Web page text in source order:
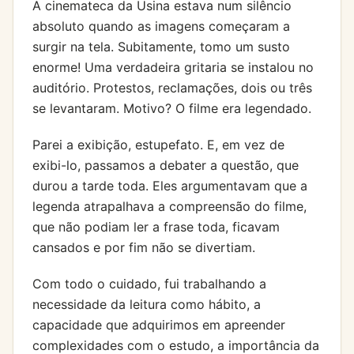
A cinemateca da Usina estava num silêncio
absoluto quando as imagens começaram a
surgir na tela. Subitamente, tomo um susto
enorme! Uma verdadeira gritaria se instalou no
auditório. Protestos, reclamações, dois ou três
se levantaram. Motivo? O filme era legendado.
Parei a exibição, estupefato. E, em vez de
exibi-lo, passamos a debater a questão, que
durou a tarde toda. Eles argumentavam que a
legenda atrapalhava a compreensão do filme,
que não podiam ler a frase toda, ficavam
cansados e por fim não se divertiam.
Com todo o cuidado, fui trabalhando a
necessidade da leitura como hábito, a
capacidade que adquirimos em apreender
complexidades com o estudo, a importância da